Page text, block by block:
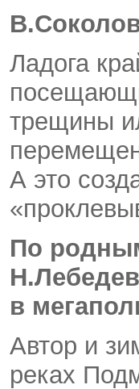
Ладога
трещины
А это
По
в
Автор и
реках